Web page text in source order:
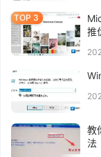
推
教
法